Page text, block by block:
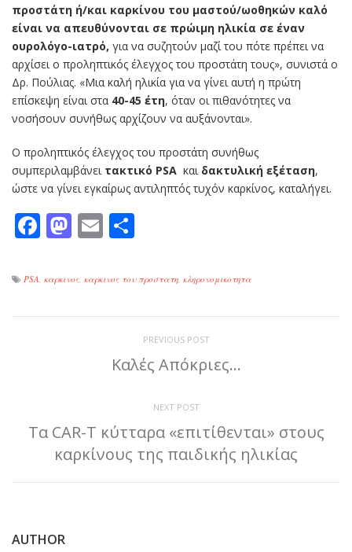
προστάτη ή/και καρκίνου του μαστού/ωοθηκών καλό
είναι να απευθύνονται σε πρώιμη ηλικία σε έναν
ουρολόγο-ιατρό, για να συζητούν μαζί του πότε πρέπει να
αρχίσει ο προληπτικός έλεγχος του προστάτη τους», συνιστά ο
Δρ. Πούλιας. «Μια καλή ηλικία για να γίνει αυτή η πρώτη
επίσκεψη είναι στα 40-45 έτη, όταν οι πιθανότητες να
νοσήσουν συνήθως αρχίζουν να αυξάνονται».
Ο προληπτικός έλεγχος του προστάτη συνήθως
συμπεριλαμβάνειτακτικό PSA και δακτυλική εξέταση,
ώστε να γίνει εγκαίρως αντιληπτός τυχόν καρκίνος, καταλήγει.
Facebook
Mastodon
Email
PSA, καρκινος, καρκινος του προστατη, κληρονομικοτητα
PREVIOUS POST
Καλές Απόκριες…
NEXT POST
Τα CAR-T κύτταρα «επιτίθενται» στους
καρκίνους της παιδικής ηλικίας
AUTHOR